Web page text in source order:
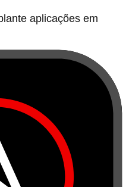
aplicações em